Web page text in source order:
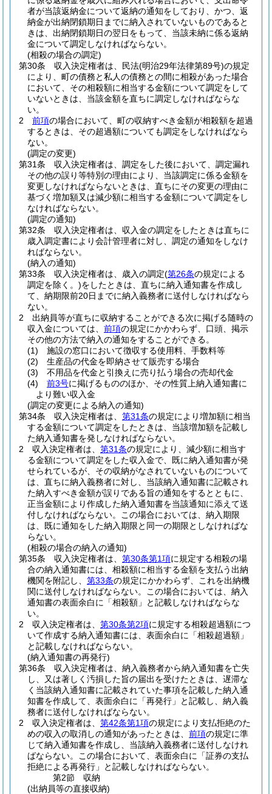
者が当該返納金について返納の通知をしており、かつ、返
納金が出納閉鎖期日までに納入されていないものであると
きは、出納閉鎖期日の翌日をもって、当該未納に係る返納
金について調定しなければならない。
(相殺の場合の調定)
第30条
収入決定権者は、民法(明治29年法律第89号)の規定
により、町の債務と私人の債務との間に相殺があった場合
において、その相殺額に相当する金額について調定をして
いないときは、当該金額を直ちに調定しなければならな
い。
2
前項の場合において、町の収納すべき金額が相殺額を超過
するときは、その超過額についても調定をしなければなら
ない。
(調定の変更)
第31条
収入決定権者は、調定をした後において、調定漏れ
その他の誤り等特別の理由により、当該調定に係る金額を
変更しなければならないときは、直ちにその変更の理由に
基づく増加額又は減少額に相当する金額について調定をし
なければならない。
(調定の通知)
第32条
収入決定権者は、収入金の調定をしたときは直ちに
歳入調定書により会計管理者に対し、調定の通知をしなけ
ればならない。
(納入の通知)
第33条
収入決定権者は、歳入の調定(第26条の規定による
調定を除く。)をしたときは、直ちに納入通知書を作成し
て、納期限前20日までに納入義務者に送付しなければなら
ない。
2
出納員等が直ちに収納することができる次に掲げる随時の
収入金については、 前項の規定にかかわらず、口頭、掲示
その他の方法で納入の通知をすることができる。
(1)
施設の窓口において徴収する使用料、手数料等
(2)
生産品の代金を即納させて販売する場合
(3)
不用品を代金と引換えに売り払う場合の売却代金
(4)
前3号に掲げるもののほか、その性質上納入通知書に
より難い収入金
(調定の変更による納入の通知)
第34条
収入決定権者は、 第31条の規定により増加額に相当
する金額について調定をしたときは、当該増加額を記載し
た納入通知書を発しなければならない。
2
収入決定権者は、 第31条の規定により、減少額に相当す
る金額について調定をした収入金で、既に納入通知書が発
せられているが、その収納がなされていないものについて
は、直ちに納入義務者に対し、当該納入通知書に記載され
た納入すべき金額が誤りである旨の通知をするとともに、
正当金額により作成した納入通知書を当該通知に添えて送
付しなければならない。
この場合においては、納入期限
は、既に通知をした納入期限と同一の期限としなければな
らない。
(相殺の場合の納入の通知)
第35条
収入決定権者は、 第30条第1項に規定する相殺の場
合の納入通知書には、相殺額に相当する金額を支払う出納
機関を附記し、 第33条の規定にかかわらず、これを出納機
関に送付しなければならない。
この場合においては、納入
通知書の表面余白に「相殺額」と記載しなければならな
い。
2
収入決定権者は、 第30条第2項に規定する相殺超過額につ
いて作成する納入通知書には、表面余白に「相殺超過額」
と記載しなければならない。
(納入通知書の再発行)
第36条
収入決定権者は、納入義務者から納入通知書を亡失
し、又は著しく汚損した旨の届出を受けたときは、遅滞な
く当該納入通知書に記載されていた事項を記載した納入通
知書を作成して、表面余白に「再発行」と記載し、納入義
務者に送付しなければならない。
2
収入決定権者は、 第42条第1項の規定により支払拒絶のた
めの収入の取消しの通知があったときは、 前項の規定に準
じて納入通知書を作成し、当該納入義務者に送付しなけれ
ばならない。
この場合において、表面余白に「証券の支払
拒絶による再発行」と記載しなければならない。
第2節
収納
(出納員等の直接収納)